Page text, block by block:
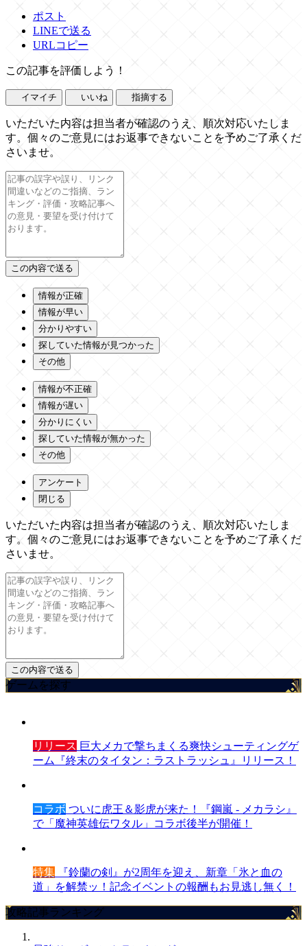
ポスト
LINEで送る
URLコピー
この記事を評価しよう！
イマイチ いいね 指摘する
いただいた内容は担当者が確認のうえ、順次対応いたしま
す。個々のご意見にはお返事できないことを予めご了承くだ
さいませ。
情報が正確
情報が早い
分かりやすい
探していた情報が見つかった
その他
情報が不正確
情報が遅い
分かりにくい
探していた情報が無かった
その他
アンケート
閉じる
いただいた内容は担当者が確認のうえ、順次対応いたしま
す。個々のご意見にはお返事できないことを予めご了承くだ
さいませ。
ゲームを探す
リリース 巨大メカで撃ちまくる爽快シューティングゲ
ーム『終末のタイタン：ラストラッシュ』リリース！
コラボ ついに虎王＆影虎が来た！『鋼嵐 - メカラシ』
で「魔神英雄伝ワタル」コラボ後半が開催！
特集 『鈴蘭の剣』が2周年を迎え、新章「氷と血の
道」を解禁ッ！記念イベントの報酬もお見逃し無く！
攻略記事ランキング